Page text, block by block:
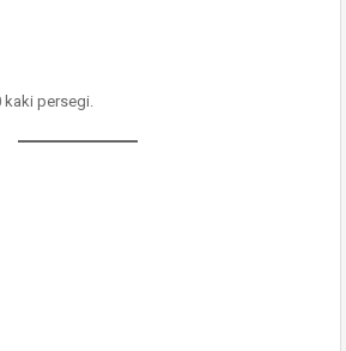
kaki persegi.